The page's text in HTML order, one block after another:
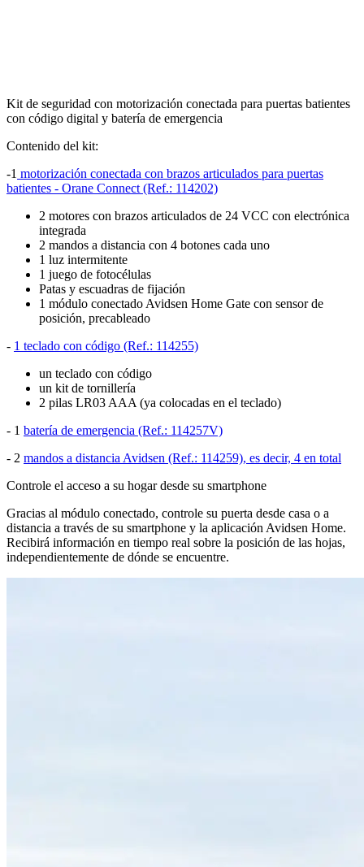
Kit de seguridad con motorización conectada para puertas batientes
con código digital y batería de emergencia
Contenido del kit:
-1 motorización conectada con brazos articulados para puertas
batientes - Orane Connect (Ref.: 114202)
2 motores con brazos articulados de 24 VCC con electrónica
integrada
2 mandos a distancia con 4 botones cada uno
1 luz intermitente
1 juego de fotocélulas
Patas y escuadras de fijación
1 módulo conectado Avidsen Home Gate con sensor de
posición, precableado
- 1 teclado con código (Ref.: 114255)
un teclado con código
un kit de tornillería
2 pilas LR03 AAA (ya colocadas en el teclado)
- 1 batería de emergencia (Ref.: 114257V)
- 2 mandos a distancia Avidsen (Ref.: 114259), es decir, 4 en total
Controle el acceso a su hogar desde su smartphone
Gracias al módulo conectado, controle su puerta desde casa o a
distancia a través de su smartphone y la aplicación Avidsen Home.
Recibirá información en tiempo real sobre la posición de las hojas,
independientemente de dónde se encuentre.